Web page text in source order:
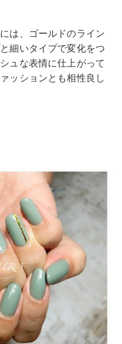
は、ゴールドのライン
細いタイプで変化をつ
ュな表情に仕上がって
ッションとも相性良し